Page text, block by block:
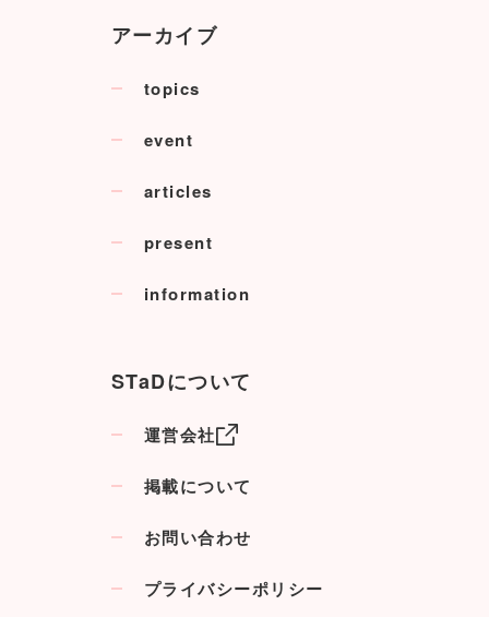
アーカイブ
topics
event
articles
present
information
STaDについて
運営会社
掲載について
お問い合わせ
プライバシーポリシー